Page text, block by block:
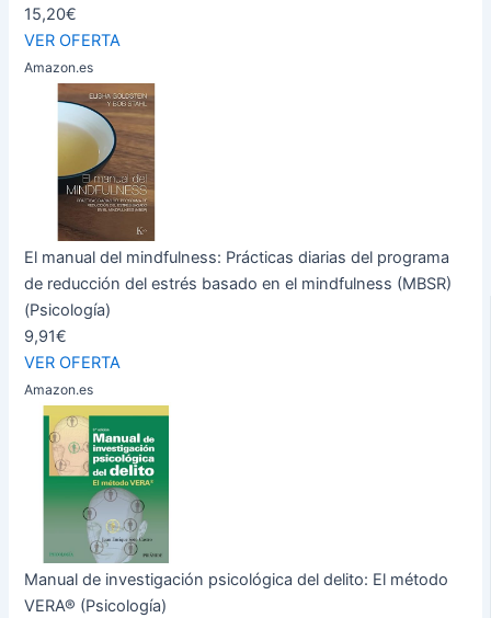
15,20€
VER OFERTA
Amazon.es
El manual del mindfulness: Prácticas diarias del programa
de reducción del estrés basado en el mindfulness (MBSR)
(Psicología)
9,91€
VER OFERTA
Amazon.es
Manual de investigación psicológica del delito: El método
VERA® (Psicología)